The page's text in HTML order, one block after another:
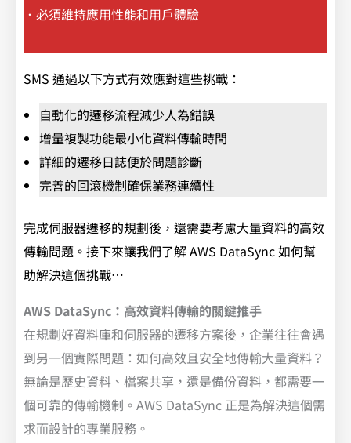
．必須維持應用性能和用戶體驗
SMS 通過以下方式有效應對這些挑戰：
自動化的遷移流程減少人為錯誤
增量複製功能最小化資料傳輸時間
詳細的遷移日誌便於問題診斷
完善的回滾機制確保業務連續性
完成伺服器遷移的規劃後，還需要考慮大量資料的高效
傳輸問題。接下來讓我們了解 AWS DataSync 如何幫
助解決這個挑戰…
AWS DataSync：高效資料傳輸的關鍵推手
在規劃好資料庫和伺服器的遷移方案後，企業往往會遇
到另一個實際問題：如何高效且安全地傳輸大量資料？
無論是歷史資料、檔案共享，還是備份資料，都需要一
個可靠的傳輸機制。AWS DataSync 正是為解決這個需
求而設計的專業服務。